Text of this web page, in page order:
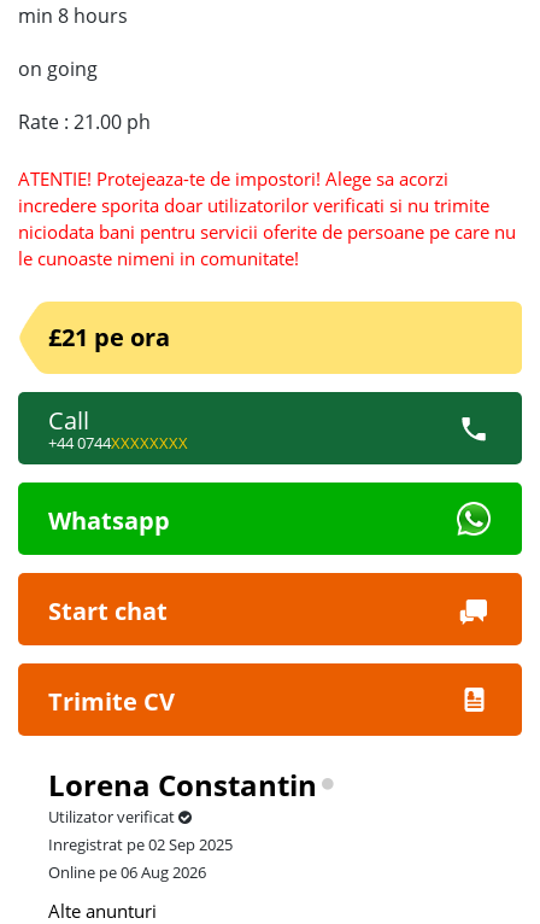
min 8 hours
on going
Rate : 21.00 ph
ATENTIE! Protejeaza-te de impostori! Alege sa acorzi
incredere sporita doar utilizatorilor verificati si nu trimite
niciodata bani pentru servicii oferite de persoane pe care nu
le cunoaste nimeni in comunitate!
£21 pe ora
Call
+44 0744XXXXXXXX
Whatsapp
Start chat
Trimite CV
Lorena Constantin
Utilizator verificat
Inregistrat pe 02 Sep 2025
Online pe 06 Aug 2026
Alte anunturi